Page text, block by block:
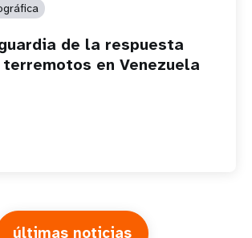
de la respuesta
en Venezuela
últimas noticias